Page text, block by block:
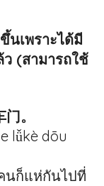
นเพราะได้มี
(สามารถใช้
。
lǚkè dōu
นก็แห่กันไปที่